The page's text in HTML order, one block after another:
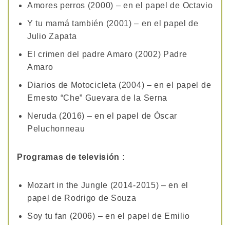
Amores perros (2000) – en el papel de Octavio
Y tu mamá también (2001) – en el papel de
Julio Zapata
El crimen del padre Amaro (2002) Padre
Amaro
Diarios de Motocicleta (2004) – en el papel de
Ernesto “Che” Guevara de la Serna
Neruda (2016) – en el papel de Óscar
Peluchonneau
Programas de televisión :
Mozart in the Jungle (2014-2015) – en el
papel de Rodrigo de Souza
Soy tu fan (2006) – en el papel de Emilio